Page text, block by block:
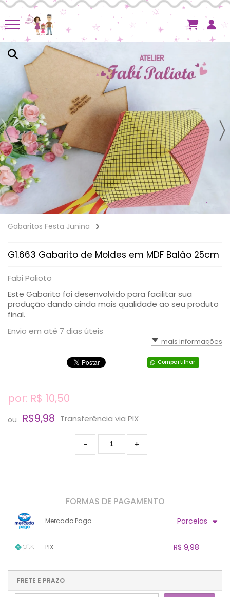
Gabaritos Festa Junina
G1.663 Gabarito de Moldes em MDF Balão 25cm
Fabi Palioto
Este Gabarito foi desenvolvido para facilitar sua
produção dando ainda mais qualidade ao seu produto
final.
Envio em até 7 dias úteis
mais informações
Compartilhar
por: R$ 10,50
ou R$9,98 Transferência via PIX
+
-
FORMAS DE PAGAMENTO
Mercado Pago Parcelas
PIX R$ 9,98
...
....
FRETE E PRAZO